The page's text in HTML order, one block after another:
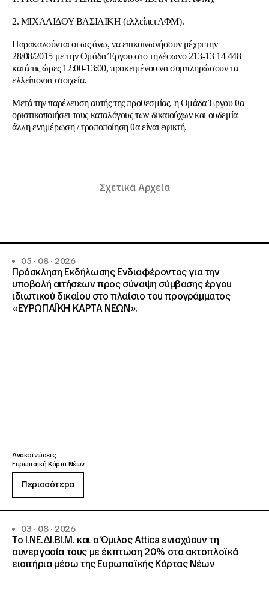
2. ΜΙΧΑΛΙΔΟΥ ΒΑΣΙΛΙΚΗ (ελλείπει ΑΦΜ).
Παρακαλούνται οι ως άνω, να επικοινωνήσουν μέχρι την
28/08/2015 με την Ομάδα Έργου στο τηλέφωνο 213-13 14 448
κατά τις ώρες 12:00-13:00, προκειμένου να συμπληρώσουν τα
ελλείποντα στοιχεία.
Μετά την παρέλευση αυτής της προθεσμίας, η Ομάδα Έργου θα
οριστικοποιήσει τους καταλόγους των δικαιούχων και ουδεμία
άλλη ενημέρωση / τροποποίηση θα είναι εφικτή.
Σχετικά Αρχεία
05 · 08 · 2026
Πρόσκληση Εκδήλωσης Ενδιαφέροντος για την
υποβολή αιτήσεων προς σύναψη σύμβασης έργου
ιδιωτικού δικαίου στο πλαίσιο του προγράμματος
«ΕΥΡΩΠΑΪΚΗ ΚΑΡΤΑ ΝΕΩΝ».
Ανακοινώσεις
Ευρωπαϊκή Κάρτα Νέων
Περισσότερα
03 · 08 · 2026
Το Ι.ΝΕ.ΔΙ.ΒΙ.Μ. και o Όμιλος Attica ενισχύουν τη
συνεργασία τους με έκπτωση 20% στα ακτοπλοϊκά
εισιτήρια μέσω της Ευρωπαϊκής Κάρτας Νέων